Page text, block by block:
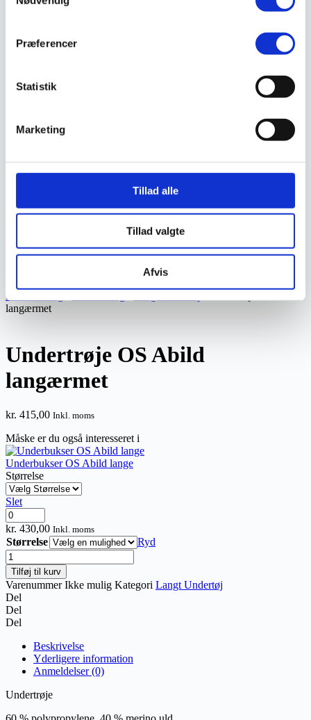
Præferencer
Statistik
Marketing
Tillad alle
Tillad valgte
Afvis
Ukrudtsbekæmpelse
Værktøj
Værnemidler
Beskyttelsesdragter
Faldsikring
Hovedværn
Høreværn
Øjenværn
Åndedrætsværn
Kurser
Kathrineberg
langærmet
Undertrøje OS Abild
langærmet
kr. 415,00 Inkl. moms
Måske er du også interesseret i
Underbukser OS Abild lange
Størrelse
Slet
Underbukser
OS
Abild
lange
antal
kr. 430,00 Inkl. moms
Størrelse
Ryd
Undertrøje
OS
Abild
langærmet
antal
Tilføj til kurv
VarenummerIkke mulig Kategori Langt Undertøj
Del
Del
Del
Beskrivelse
Yderligere information
Anmeldelser (0)
Undertrøje